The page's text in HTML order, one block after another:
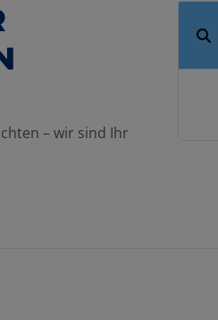
– wir sind Ihr